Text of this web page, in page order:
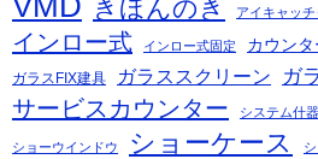
きほんのき アイキャッチ
インロー式 インロー式固定 カウンタ
ガラスFIX建具 ガラススクリーン ガ
サービスカウンター システム什器
ショーウインドウ ショーケース